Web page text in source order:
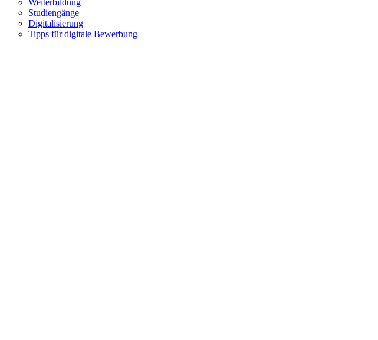
Weiterbildung
Studiengänge
Digitalisierung
Tipps für digitale Bewerbung